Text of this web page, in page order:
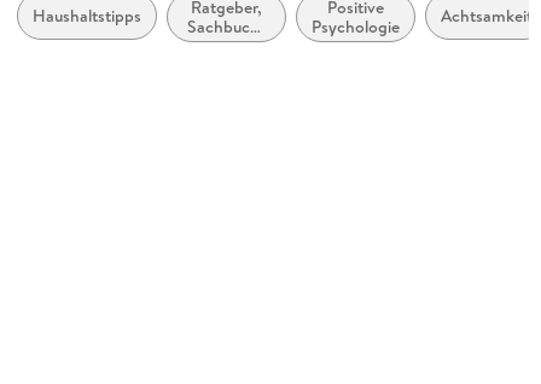
Übersetzung
Monika Lubitz
Haushaltstipps
Ratgeber,
Sachbuch:
Psychologie
Positive
Psychologie
Achtsamkeit